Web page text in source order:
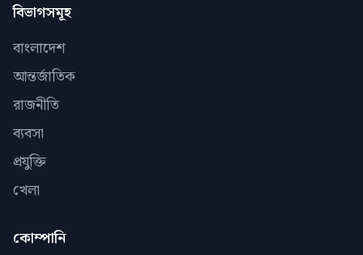
বিভাগসমূহ
বাংলাদেশ
আন্তর্জাতিক
রাজনীতি
ব্যবসা
প্রযুক্তি
খেলা
কোম্পানি